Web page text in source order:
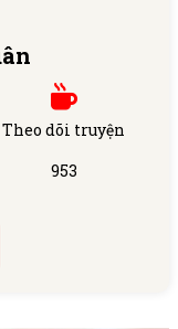
Theo dõi truyện
953